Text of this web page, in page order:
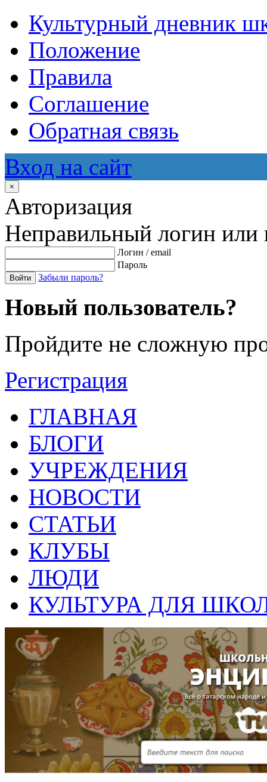
Культурный дневник
Положение
Правила
Соглашение
Обратная связь
Вход на сайт
×
Авторизация
Неправильный логин или
Логин / email
Пароль
Войти Забыли пароль?
Новый пользователь?
Пройдите не сложную
Регистрация
ГЛАВНАЯ
БЛОГИ
УЧРЕЖДЕНИЯ
НОВОСТИ
СТАТЬИ
КЛУБЫ
ЛЮДИ
КУЛЬТУРА ДЛЯ